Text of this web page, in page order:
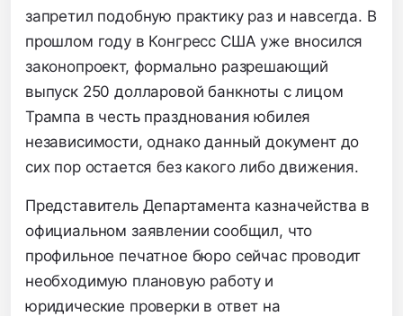
запретил подобную практику раз и навсегда. В
прошлом году в Конгресс США уже вносился
законопроект, формально разрешающий
выпуск 250 долларовой банкноты с лицом
Трампа в честь празднования юбилея
независимости, однако данный документ до
сих пор остается без какого либо движения.
Представитель Департамента казначейства в
официальном заявлении сообщил, что
профильное печатное бюро сейчас проводит
необходимую плановую работу и
юридические проверки в ответ на